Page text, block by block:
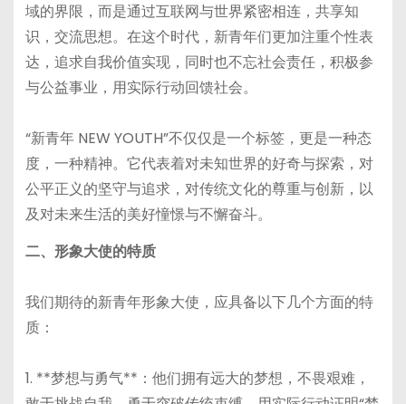
域的界限，而是通过互联网与世界紧密相连，共享知
识，交流思想。在这个时代，新青年们更加注重个性表
达，追求自我价值实现，同时也不忘社会责任，积极参
与公益事业，用实际行动回馈社会。
“新青年 NEW YOUTH”不仅仅是一个标签，更是一种态
度，一种精神。它代表着对未知世界的好奇与探索，对
公平正义的坚守与追求，对传统文化的尊重与创新，以
及对未来生活的美好憧憬与不懈奋斗。
二、形象大使的特质
我们期待的新青年形象大使，应具备以下几个方面的特
质：
1. **梦想与勇气**：他们拥有远大的梦想，不畏艰难，